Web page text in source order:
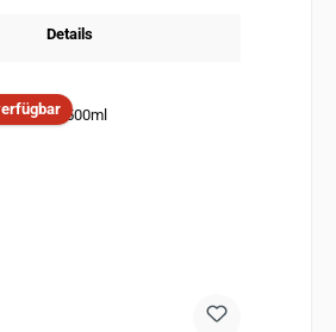
Details